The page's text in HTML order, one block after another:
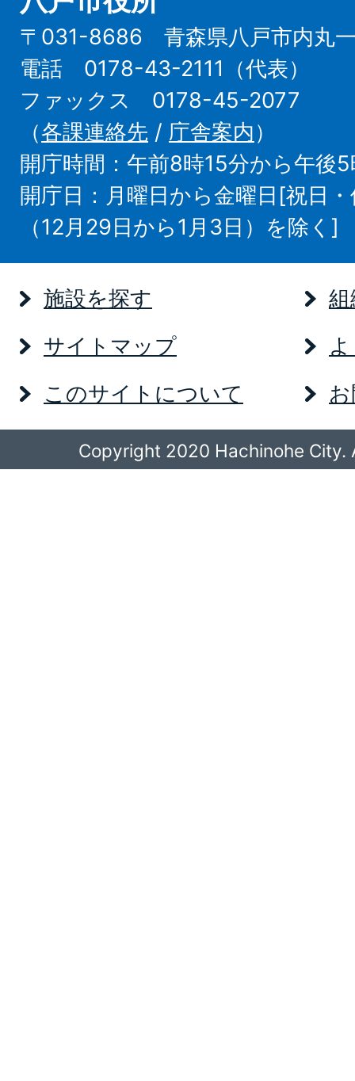
〒031-8686 青森県八戸市内丸一
電話 0178-43-2111（代表）
ファックス 0178-45-2077
（各課連絡先 / 庁舎案内）
開庁時間：午前8時15分から午後5
開庁日：月曜日から金曜日[祝日
（12月29日から1月3日）を除く]
施設を探す
サイトマップ
このサイトについて
Copyright 2020 Hachinohe City.